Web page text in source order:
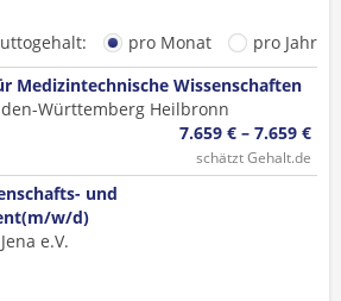
pro Monat
pro Jahr
Medizintechnische Wissenschaften
Württemberg Heilbronn
7.659 € – 7.659 €
schätzt Gehalt.de
und
w/d)
e.V.